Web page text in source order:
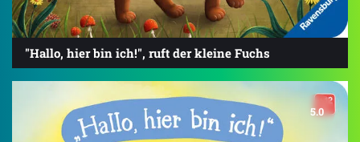
"Hallo, hier bin ich!", ruft der kleine Fuchs
5.0